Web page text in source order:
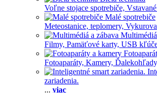
Voľne stojace spotrebiče,
Malé spotrebiče
Meteostanice, teplomery,
Filmy, Pamäťové karty, USB
Fotoaparáty, Kamery,
zariadenia.
... viac